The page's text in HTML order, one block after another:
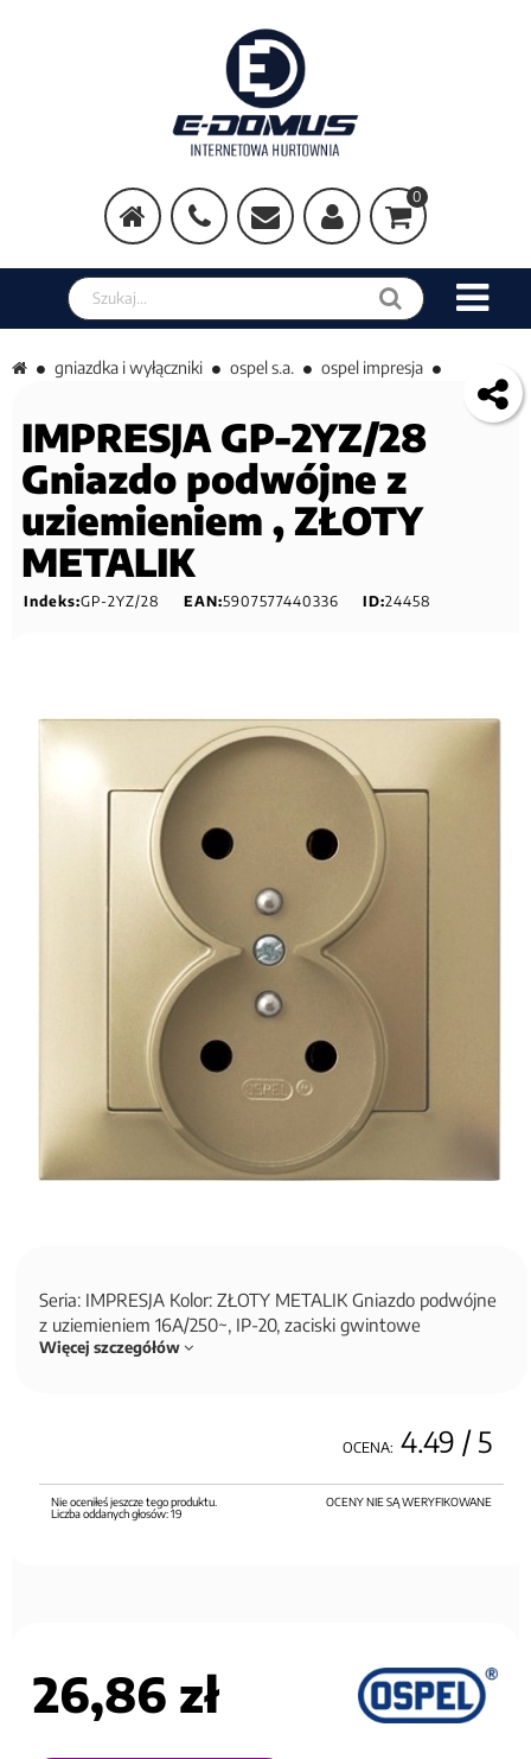
0
Szukaj w sklepie
gniazdka i wyłączniki ospel s.a. ospel impresja
IMPRESJA GP-2YZ/28
Gniazdo podwójne z
uziemieniem , ZŁOTY
METALIK
Indeks:GP-2YZ/28 EAN:5907577440336 ID:24458
Seria: IMPRESJA Kolor: ZŁOTY METALIK Gniazdo podwójne
z uziemieniem 16A/250~, IP-20, zaciski gwintowe
Więcej szczegółów
OCENA: 4.49 / 5
OCENY NIE SĄ WERYFIKOWANE
Nie oceniłeś jeszcze tego produktu.
Liczba oddanych głosów:19
26,86 zł